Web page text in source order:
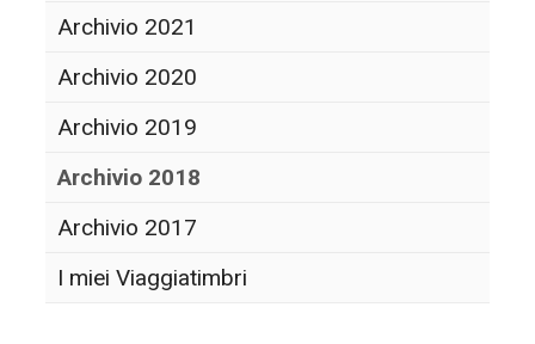
Archivio 2021
Archivio 2020
Archivio 2019
Archivio 2018
Archivio 2017
I miei Viaggiatimbri